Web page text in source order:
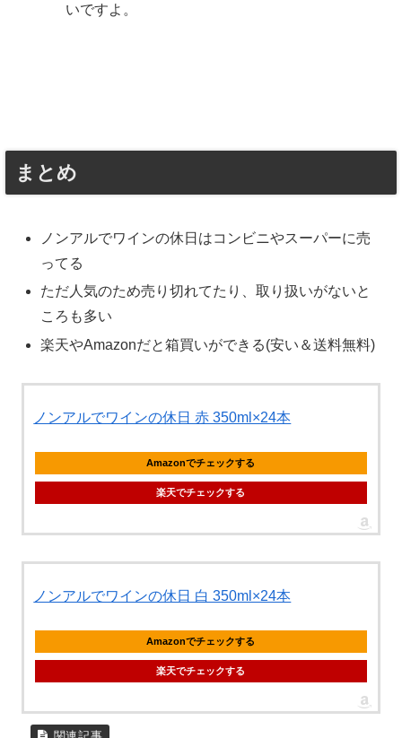
いですよ。
まとめ
ノンアルでワインの休日はコンビニやスーパーに売
ってる
ただ人気のため売り切れてたり、取り扱いがないと
ころも多い
楽天やAmazonだと箱買いができる(安い＆送料無料)
ノンアルでワインの休日 赤 350ml×24本
Amazonでチェックする
楽天でチェックする
ノンアルでワインの休日 白 350ml×24本
Amazonでチェックする
楽天でチェックする